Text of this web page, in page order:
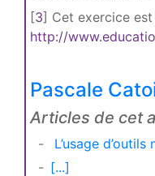
[3] Cet exercice
http://
Pascale
Articles de cet
L’usage
[...]